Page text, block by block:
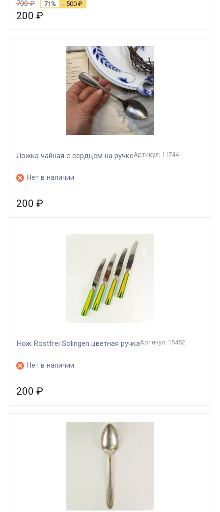
700₽ 71% - 500 ₽
200 ₽
Ложка чайная с сердцем на ручкеАртикул: 11744
Нет в наличии
200 ₽
Нож Rostfrei Solingen цветная ручкаАртикул: 15452
Нет в наличии
200 ₽